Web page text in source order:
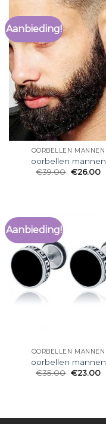
Aanbieding!
OORBELLEN MANNEN
oorbellen mannen
€39.00 €26.00
Aanbieding!
OORBELLEN MANNEN
oorbellen mannen
€35.00 €23.00